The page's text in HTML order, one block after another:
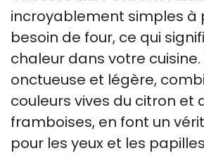
incroyablement simples à
besoin de four, ce qui
chaleur dans votre
onctueuse et légère,
couleurs vives du citron et
framboises, en font un
pour les yeux et les